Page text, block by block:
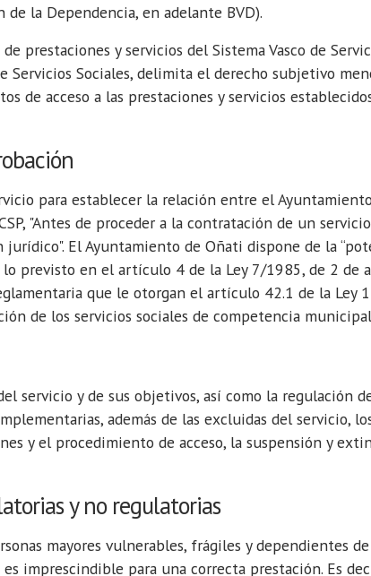
la Dependencia, en adelante BVD).
prestaciones y servicios del Sistema Vasco de
Servicios Sociales, delimita el derecho subjetivo
de acceso a las prestaciones y servicios
para establecer la relación entre el
"Antes de proceder a la contratación de un
El Ayuntamiento de Oñati dispone de la
previsto en el artículo 4 de la Ley 7/1985, de 2 de
que le otorgan el artículo 42.1 de la Ley
de los servicios sociales de competencia
servicio y de sus objetivos, así como la regulación
además de las excluidas del servicio,
y el procedimiento de acceso, la suspensión y
y no regulatorias
mayores vulnerables, frágiles y dependientes
imprescindible para una correcta prestación. Es